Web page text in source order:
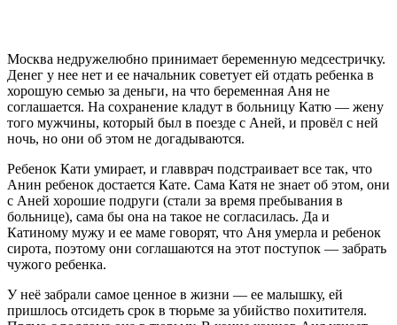
Москва недружелюбно принимает беременную медсестричку.
Денег у нее нет и ее начальник советует ей отдать ребенка в
хорошую семью за деньги, на что беременная Аня не
соглашается. На сохранение кладут в больницу Катю — жену
того мужчины, который был в поезде с Аней, и провёл с ней
ночь, но они об этом не догадываются.
Ребенок Кати умирает, и главврач подстраивает все так, что
Анин ребенок достается Кате. Сама Катя не знает об этом, они
с Аней хорошие подруги (стали за время пребывания в
больнице), сама бы она на такое не согласилась. Да и
Катиному мужу и ее маме говорят, что Аня умерла и ребенок
сирота, поэтому они соглашаются на этот поступок — забрать
чужого ребенка.
У неё забрали самое ценное в жизни — ее малышку, ей
пришлось отсидеть срок в тюрьме за убийство похитителя.